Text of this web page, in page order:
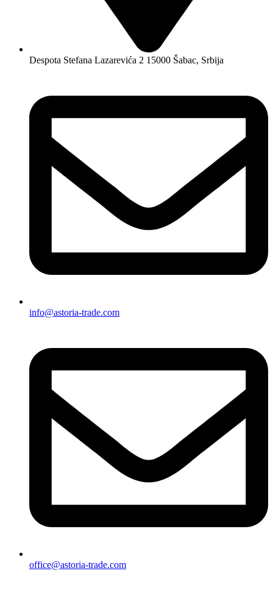
Despota Stefana Lazarevića 2 15000 Šabac, Srbija
info@astoria-trade.com
office@astoria-trade.com